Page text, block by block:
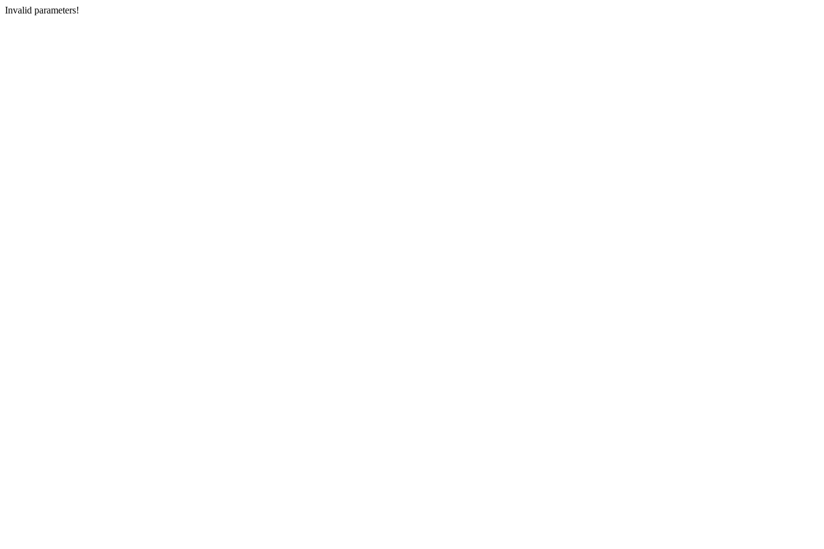
Invalid parameters!